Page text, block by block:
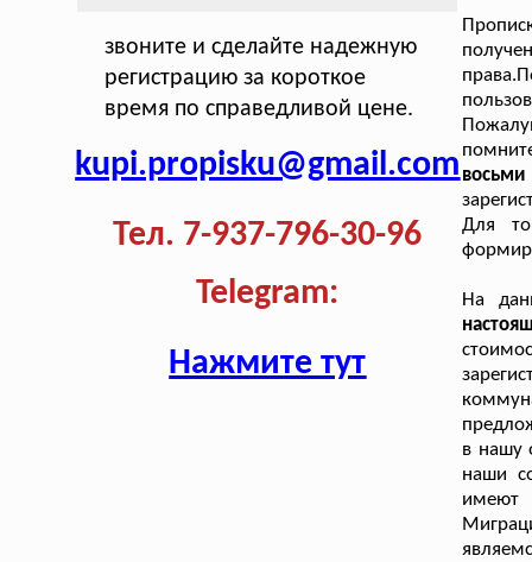
звоните и сделайте надежную
регистрацию за короткое
время по справедливой цене.
kupi.propisku@gmail.com
Тел. 7-937-796-30-96
Telegram:
Нажмите тут
Для
На
в нашу
наши
имеют